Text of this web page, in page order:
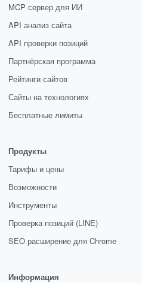
MCP сервер для ИИ
API анализ сайта
API проверки позиций
Партнёрская программа
Рейтинги сайтов
Сайты на технологиях
Бесплатные лимиты
Продукты
Тарифы и цены
Возможности
Инструменты
Проверка позиций (LINE)
SEO расширение для Chrome
Информация